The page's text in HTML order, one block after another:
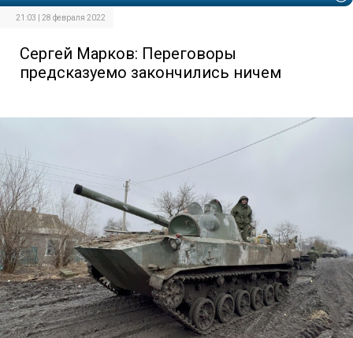
21:03 | 28 февраля 2022
Сергей Марков: Переговоры
предсказуемо закончились ничем